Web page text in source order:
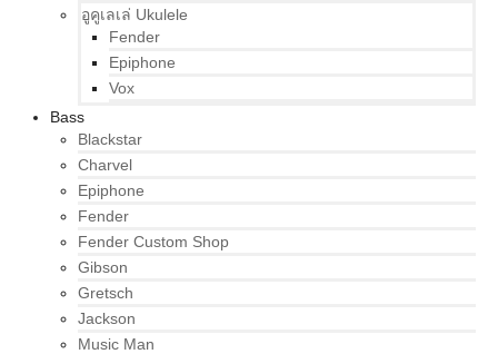
อูคูเลเล่ Ukulele
Fender
Epiphone
Vox
Bass
Blackstar
Charvel
Epiphone
Fender
Fender Custom Shop
Gibson
Gretsch
Jackson
Music Man